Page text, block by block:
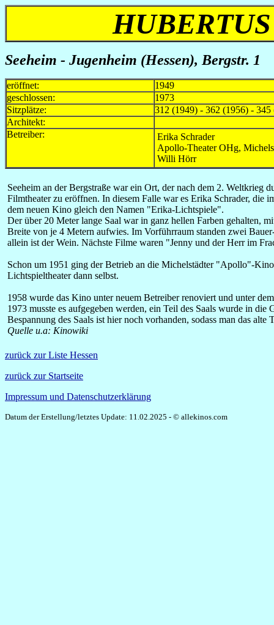
Seeheim - Jugenheim (Hessen), Bergstr. 1
eröffnet:
1949
geschlossen:
1973
Sitzplätze:
312 (1949) - 362 (1956) - 345
Architekt:
Betreiber:
Erika Schrader
Apollo-Theater OHg,
Willi Hörr
Seeheim an der Bergstraße war ein Ort, der nach dem 2. Weltkrieg
Filmtheater zu eröffnen. In diesem Falle war es Erika Schrader, die
dem neuen Kino gleich den Namen "Erika-Lichtspiele".
Der über 20 Meter lange Saal war in ganz hellen Farben gehalten,
Breite von je 4 Metern aufwies. Im Vorführraum standen zwei
allein ist der Wein. Nächste Filme waren "Jenny und der Herr im
Schon um 1951 ging der Betrieb an die Michelstädter "Apollo"-
Lichtspieltheater dann selbst.
1958 wurde das Kino unter neuem Betreiber renoviert und unter
1973 musste es aufgegeben werden, ein Teil des Saals wurde in
Bespannung des Saals ist hier noch vorhanden, sodass man das
Quelle u.a: Kinowiki
zurück zur Liste Hessen
zurück zur Startseite
Impressum und Datenschutzerklärung
Datum der Erstellung/letztes Update: 11.02.2025 - © allekinos.com